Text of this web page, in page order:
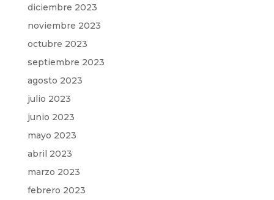
diciembre 2023
noviembre 2023
octubre 2023
septiembre 2023
agosto 2023
julio 2023
junio 2023
mayo 2023
abril 2023
marzo 2023
febrero 2023